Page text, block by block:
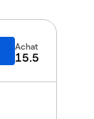
Achat
15.5